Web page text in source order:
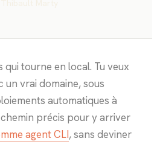
qui tourne en local. Tu veux
un vrai domaine, sous
automatiques à
précis pour y arriver
agent CLI, sans deviner